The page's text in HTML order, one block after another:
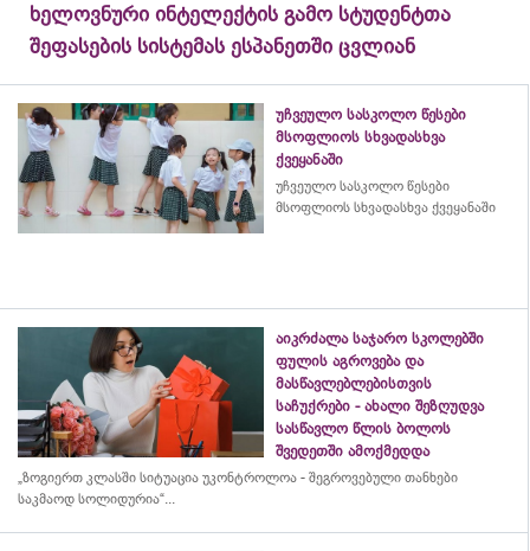
ხელოვნური ინტელექტის გამო სტუდენტთა
შეფასების სისტემას ესპანეთში ცვლიან
უჩვეულო სასკოლო წესები
მსოფლიოს სხვადასხვა
ქვეყანაში
უჩვეულო სასკოლო წესები
მსოფლიოს სხვადასხვა ქვეყანაში
აიკრძალა საჯარო სკოლებში
ფულის აგროვება და
მასწავლებლებისთვის
საჩუქრები - ახალი შეზღუდვა
სასწავლო წლის ბოლოს
შვედეთში ამოქმედდა
„ზოგიერთ კლასში სიტუაცია უკონტროლოა - შეგროვებული თანხები
საკმაოდ სოლიდურია“...